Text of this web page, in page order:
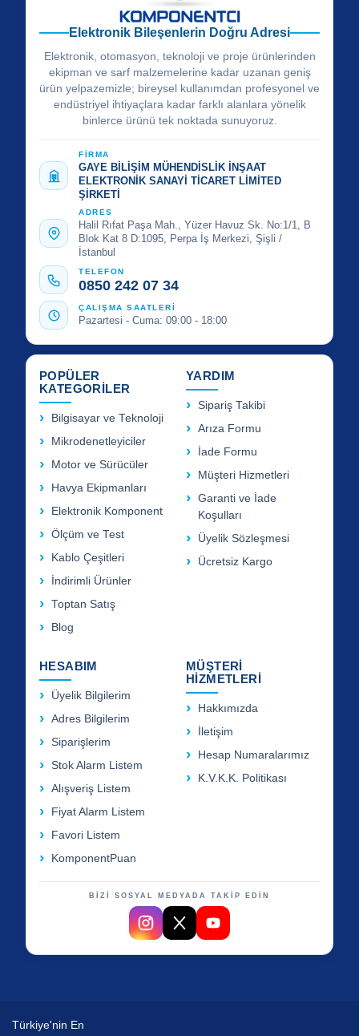
Elektronik Bileşenlerin Doğru Adresi
Elektronik, otomasyon, teknoloji ve proje ürünlerinden
ekipman ve sarf malzemelerine kadar uzanan geniş
ürün yelpazemizle; bireysel kullanımdan profesyonel ve
endüstriyel ihtiyaçlara kadar farklı alanlara yönelik
binlerce ürünü tek noktada sunuyoruz.
FİRMA
GAYE BİLİŞİM MÜHENDİSLİK İNŞAAT
ELEKTRONİK SANAYİ TİCARET LİMİTED
ŞİRKETİ
ADRES
Halil Rıfat Paşa Mah., Yüzer Havuz Sk. No:1/1, B
Blok Kat 8 D:1095, Perpa İş Merkezi, Şişli /
İstanbul
TELEFON
0850 242 07 34
ÇALIŞMA SAATLERİ
Pazartesi - Cuma: 09:00 - 18:00
POPÜLER
KATEGORİLER
Bilgisayar ve Teknoloji
Mikrodenetleyiciler
Motor ve Sürücüler
Havya Ekipmanları
Elektronik Komponent
Ölçüm ve Test
Kablo Çeşitleri
İndirimli Ürünler
Toptan Satış
Blog
YARDIM
Sipariş Takibi
Arıza Formu
İade Formu
Müşteri Hizmetleri
Garanti ve İade
Koşulları
Üyelik Sözleşmesi
Ücretsiz Kargo
HESABIM
Üyelik Bilgilerim
Adres Bilgilerim
Siparişlerim
Stok Alarm Listem
Alışveriş Listem
Fiyat Alarm Listem
Favori Listem
KomponentPuan
MÜŞTERİ
HİZMETLERİ
Hakkımızda
İletişim
Hesap Numaralarımız
K.V.K.K. Politikası
BİZİ SOSYAL MEDYADA TAKİP EDİN
Türkiye'nin En